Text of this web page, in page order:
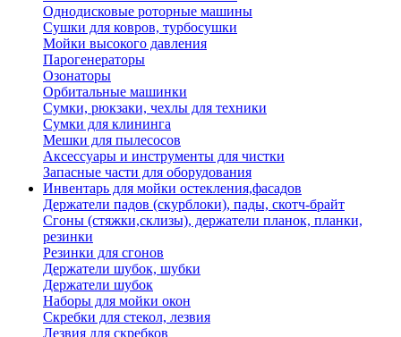
Однодисковые роторные машины
Сушки для ковров, турбосушки
Мойки высокого давления
Парогенераторы
Озонаторы
Орбитальные машинки
Сумки, рюкзаки, чехлы для техники
Сумки для клининга
Мешки для пылесосов
Аксессуары и инструменты для чистки
Запасные части для оборудования
Инвентарь для мойки остекления,фасадов
Держатели падов (скурблоки), пады, скотч-брайт
Сгоны (стяжки,склизы), держатели планок, планки,
резинки
Резинки для сгонов
Держатели шубок, шубки
Держатели шубок
Наборы для мойки окон
Скребки для стекол, лезвия
Лезвия для скребков